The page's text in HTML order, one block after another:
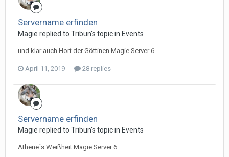
Servername erfinden
Magie replied to Tribun's topic in Events
und klar auch Hort der Göttinen Magie Server 6
April 11, 2019 28 replies
Servername erfinden
Magie replied to Tribun's topic in Events
Athene´s Weißheit Magie Server 6